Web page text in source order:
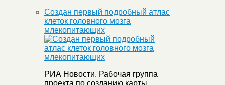
Создан первый подробный атлас
клеток головного мозга
млекопитающих
РИА Новости. Рабочая группа